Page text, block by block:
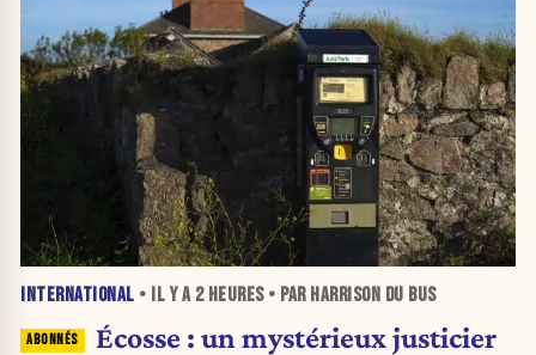
INTERNATIONAL • IL Y A 2 HEURES• PAR HARRISON DU BUS
Écosse : un mystérieux justicier